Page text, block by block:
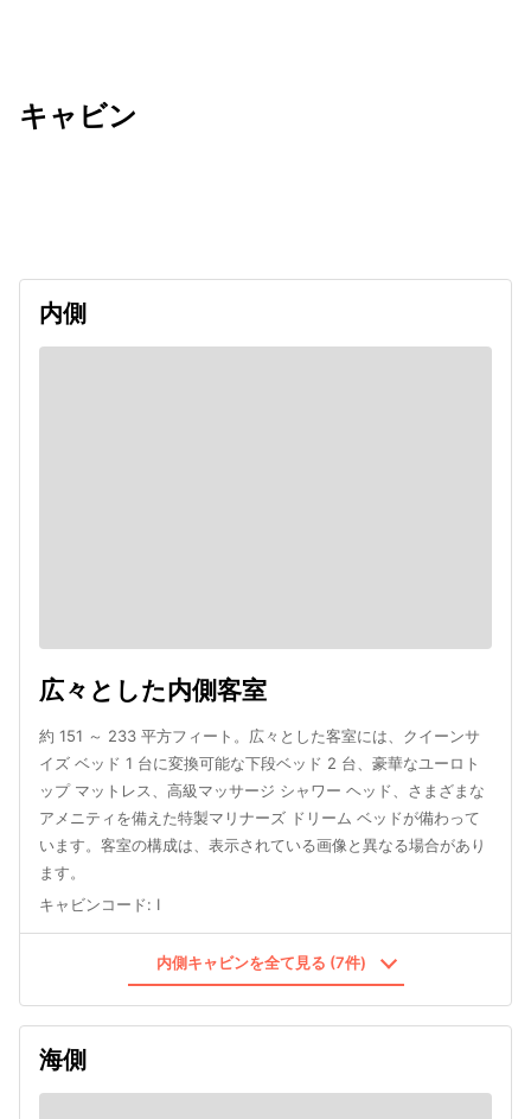
キャビン
内側
広々とした内側客室
約 151 ～ 233 平方フィート。広々とした客室には、クイーンサ
イズ ベッド 1 台に変換可能な下段ベッド 2 台、豪華なユーロト
ップ マットレス、高級マッサージ シャワー ヘッド、さまざまな
アメニティを備えた特製マリナーズ ドリーム ベッドが備わって
います。客室の構成は、表示されている画像と異なる場合があり
ます。
キャビンコード: I
内側キャビンを全て見る (7件)
海側